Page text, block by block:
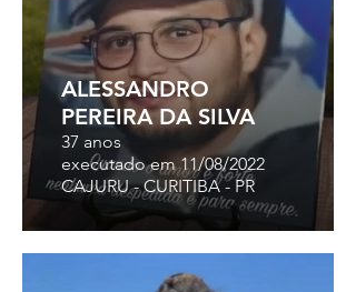
ALESSANDRO
PEREIRA DA SILVA
37 anos
executado em 11/08/2022
CAJURU - CURITIBA - PR